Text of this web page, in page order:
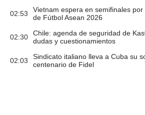
02:53
Vietnam espera en semifinales
de Fútbol Asean 2026
02:30
Chile: agenda de seguridad de
dudas y cuestionamientos
02:03
Sindicato italiano lleva a Cuba su
centenario de Fidel